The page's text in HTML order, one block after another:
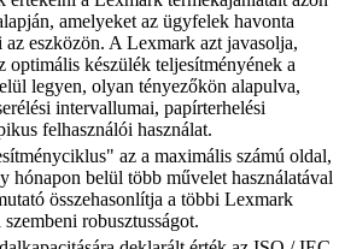
amelyeket az ügyfelek havonta
eszközön. A Lexmark azt javasolja,
optimális készülék teljesítményének a
legyen, olyan tényezőkön alapulva,
intervallumai, papírterhelési
felhasználói használat.
az a maximális számú oldal,
hónapon belül több művelet használatával
összehasonlítja a többi Lexmark
robusztusságot.